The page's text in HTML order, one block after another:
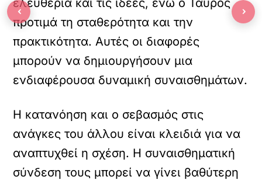
ελευθερία και τις ιδέες, ενώ ο Ταύρος
προτιμά τη σταθερότητα και την
πρακτικότητα. Αυτές οι διαφορές
μπορούν να δημιουργήσουν μια
ενδιαφέρουσα δυναμική συναισθημάτων.
Η κατανόηση και ο σεβασμός στις
ανάγκες του άλλου είναι κλειδιά για να
αναπτυχθεί η σχέση. Η συναισθηματική
σύνδεση τους μπορεί να γίνει βαθύτερη
‹ ›